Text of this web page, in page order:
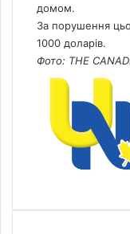
домом.
За порушення
1000 доларів.
Фото: THE